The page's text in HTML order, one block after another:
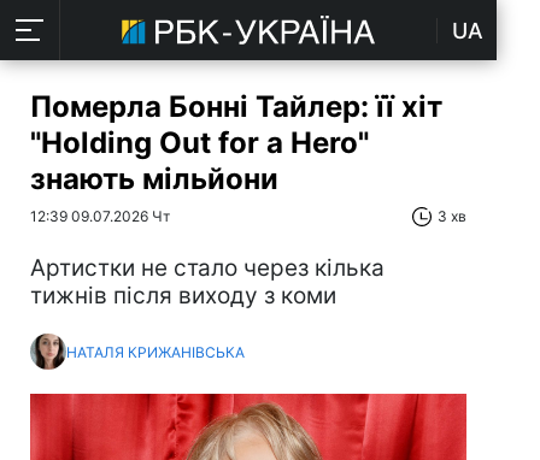
UA
Померла Бонні Тайлер: її хіт
"Holding Out for a Hero"
знають мільйони
12:39 09.07.2026 Чт 3 хв
Артистки не стало через кілька
тижнів після виходу з коми
НАТАЛЯ КРИЖАНІВСЬКА